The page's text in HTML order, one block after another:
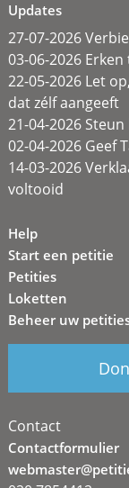
Updates
27-07-2026
03-06-2026
22-05-2026 Let
dat zélf aangeeft
21-04-2026
02-04-2026 Geef
14-03-2026
voltooid
Help
Start een petitie
Petities
Loketten
Beheer uw
Contact
Contactformulier